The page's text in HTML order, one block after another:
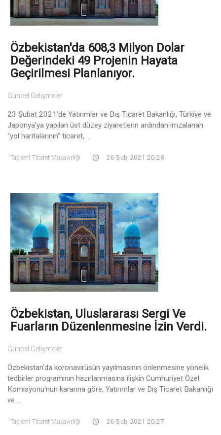
Özbekistan'da 608,3 Milyon Dolar
Değerindeki 49 Projenin Hayata
Geçirilmesi Planlanıyor.
Güncel Gelişmeler
23 Şubat 2021'de Yatırımlar ve Dış Ticaret Bakanlığı, Türkiye ve
Japonya'ya yapılan üst düzey ziyaretlerin ardından imzalanan
"yol haritalarının" ticaret, ...
Taşkent Ticaret Müşavirliği 26 Şub 2021 20:28
Özbekistan, Uluslararası Sergi Ve
Fuarların Düzenlenmesine İzin Verdi.
Güncel Gelişmeler
Özbekistan'da koronavirüsün yayılmasının önlenmesine yönelik
tedbirler programının hazırlanmasına ilişkin Cumhuriyet Özel
Komisyonu'nun kararına göre, Yatırımlar ve Dış Ticaret Bakanlığı
ve ...
Taşkent Ticaret Müşavirliği 26 Şub 2021 20:27